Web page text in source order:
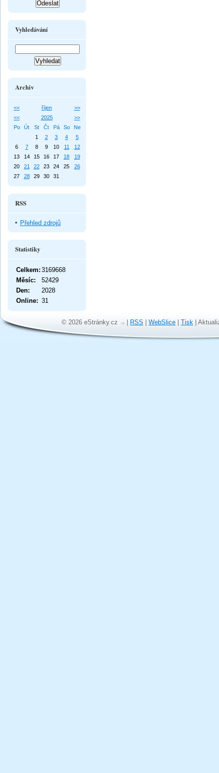
Vyhledávání
Archiv
<< říjen
>>
<<
2025
>>
Po
Út St Čt Pá So
Ne
1
2 3 4
5
6
7 8 9 10 11
12
13
14 15 16 17 18
19
20
21 22 23 24 25
26
27
28 29 30 31
RSS
Přehled zdrojů
Statistiky
Online: 31
Celkem: 3169668
Měsíc:
52429
Den:
2028
© 2026 eStránky.cz | RSS | WebSlice | Tisk |